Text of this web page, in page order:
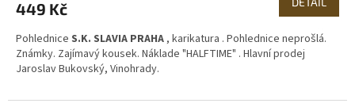
449 Kč
Pohlednice S.K. SLAVIA PRAHA, karikatura . Pohlednice neprošlá.
Známky. Zajímavý kousek. Náklade "HALFTIME" . Hlavní prodej
Jaroslav Bukovský, Vinohrady.